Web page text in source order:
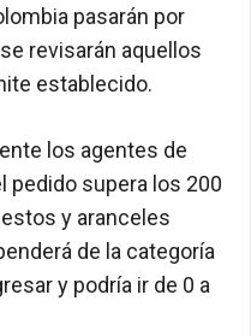
pasarán por
revisarán aquellos
establecido.
los agentes de
pedido supera los 200
y aranceles
de la categoría
y podría ir de 0 a